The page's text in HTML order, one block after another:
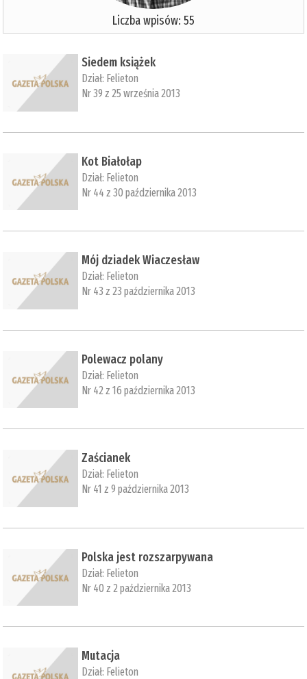
Liczba wpisów: 55
Siedem książek
Dział: Felieton
Nr 39 z 25 września 2013
Kot Białołap
Dział: Felieton
Nr 44 z 30 października 2013
Mój dziadek Wiaczesław
Dział: Felieton
Nr 43 z 23 października 2013
Polewacz polany
Dział: Felieton
Nr 42 z 16 października 2013
Zaścianek
Dział: Felieton
Nr 41 z 9 października 2013
Polska jest rozszarpywana
Dział: Felieton
Nr 40 z 2 października 2013
Mutacja
Dział: Felieton